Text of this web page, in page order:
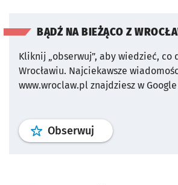
BĄDŹ NA BIEŻĄCO Z
Kliknij „obserwuj”, aby wiedzieć, co
Wrocławiu. Najciekawsze
www.wroclaw.pl znajdziesz w Google
Obserwuj profil